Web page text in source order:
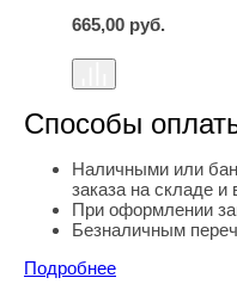
665,00 руб.
Способы
Наличными или
заказа на складе и
При оформлении
Безналичным
Подробнее